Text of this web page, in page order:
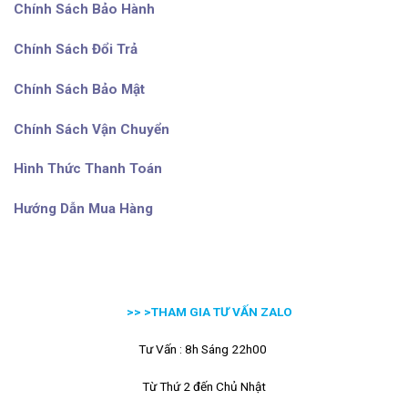
Chính Sách Bảo Hành
Chính Sách Đổi Trả
Chính Sách Bảo Mật
Chính Sách Vận Chuyển
Hình Thức Thanh Toán
Hướng Dẫn Mua Hàng
>> >THAM GIA TƯ VẤN ZALO
Tư Vấn : 8h Sáng 22h00
Từ Thứ 2 đến Chủ Nhật